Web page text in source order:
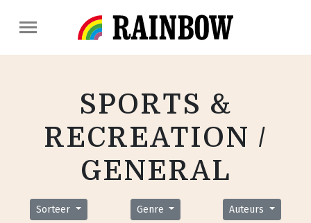
SPORTS &
RECREATION /
GENERAL
Sorteer Genre Auteurs